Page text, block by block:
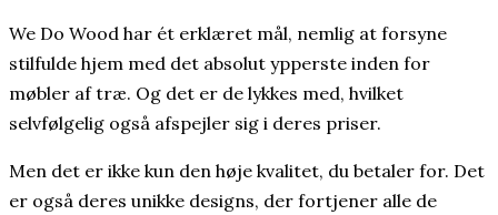
We Do Wood har ét erklæret mål, nemlig at forsyne
stilfulde hjem med det absolut ypperste inden for
møbler af træ. Og det er de lykkes med, hvilket
selvfølgelig også afspejler sig i deres priser.
Men det er ikke kun den høje kvalitet, du betaler for. Det
er også deres unikke designs, der fortjener alle de